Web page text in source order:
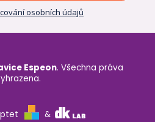
osobních údajů
&
Espeon. Všechna práva